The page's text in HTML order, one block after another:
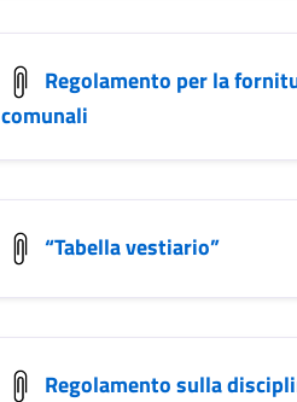
Regolamento per la
comunali
“Tabella vestiario”
Regolamento sulla